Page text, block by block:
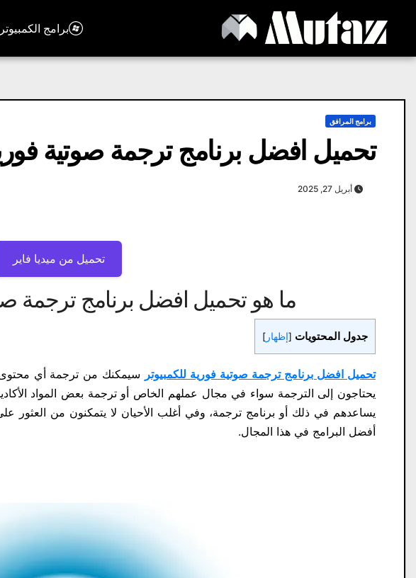
content
برامج الكمبيوتر
برامج المرافق
تحميل افضل برنامج ترجمة صوتية
أبريل 27, 2025
تحميل من ميديا ​​فاير
ما هو تحميل افضل برنامج ترجمة
جدول المحتويات [إظهار ]
تحميل افضل برنامج ترجمة صوتية فورية للكمبيوتر سيمكنك من ترجمة أي محتوى
يحتاجون إلى الترجمة سواء في مجال عملهم الخاص أو ترجمة بعض المواد
يساعدهم في ذلك أو برنامج ترجمة، وفي أغلب الأحيان لا يتمكنون من العثور
أفضل البرامج في هذا المجال.